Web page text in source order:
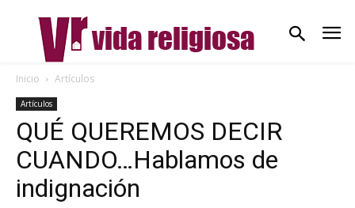
Inicio Artículos
Artículos
QUÉ QUEREMOS DECIR
CUANDO…Hablamos de
indignación